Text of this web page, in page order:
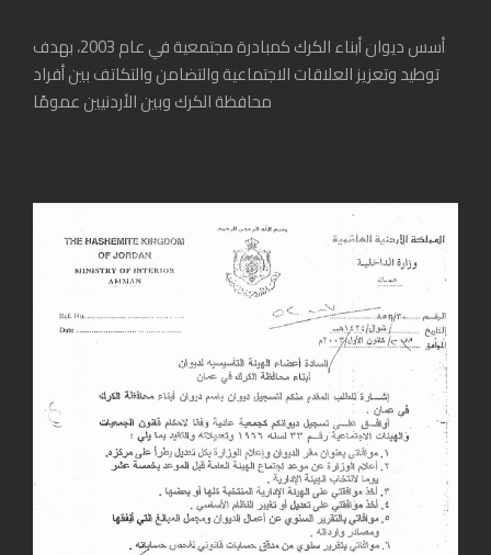
أسس ديوان أبناء الكرك كمبادرة مجتمعية في عام 2003، بهدف
توطيد وتعزيز العلاقات الاجتماعية والتضامن والتكاتف بين أفراد
محافظة الكرك وبين الأردنيين عمومًا